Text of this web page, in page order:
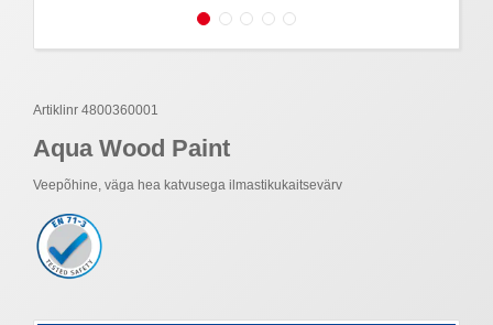
Artiklinr 4800360001
Aqua Wood Paint
Veepõhine, väga hea katvusega ilmastikukaitsevärv